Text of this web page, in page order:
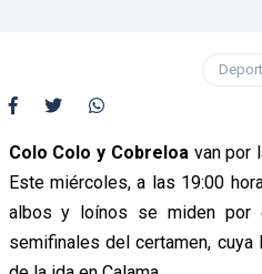
Colo Colo y Cobreloa van por
Este miércoles, a las 19:00
albos y loínos se miden por
semifinales del certamen,